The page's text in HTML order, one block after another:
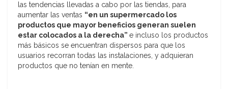
las tendencias llevadas a cabo por las tiendas, para
aumentar las ventas “en un supermercado los
productos que mayor beneficios generan suelen
estar colocados a la derecha” e incluso los productos
más básicos se encuentran dispersos para que los
usuarios recorran todas las instalaciones, y adquieran
productos que no tenían en mente.